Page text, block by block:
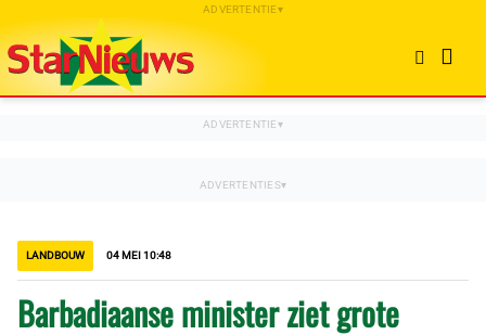
LANDBOUW 04 MEI 10:48
Barbadiaanse minister ziet grote